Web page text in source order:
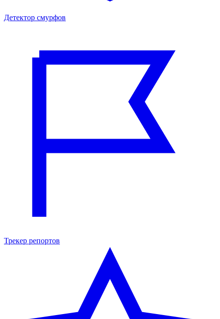
Детектор смурфов
Трекер репортов